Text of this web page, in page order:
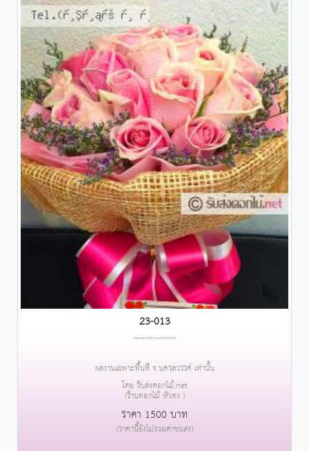
23-013
....................
ผลงานเฉพาะพื้นที่ จ.นครสวรรค์ เท่านั้น
โดย รับส่งดอกไม้.net
(ร้านดอกไม้ หัวดง )
ราคา 1500 บาท
(ราคานี้ยังไม่รวมค่าขนส่ง)